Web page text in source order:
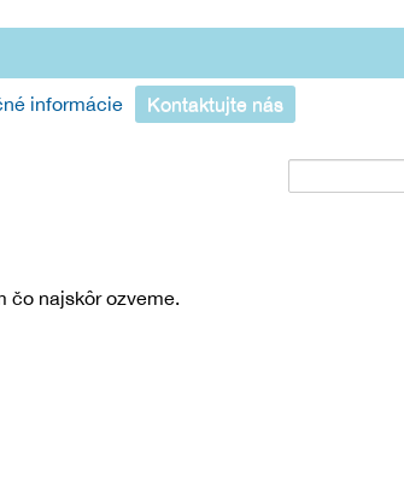
informácie Kontaktujte nás
čo najskôr ozveme.